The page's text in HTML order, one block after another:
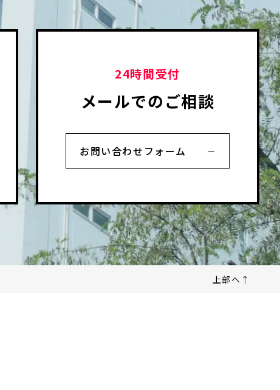
24時間受付
メールでのご相談
お問い合わせフォーム
上部へ↑